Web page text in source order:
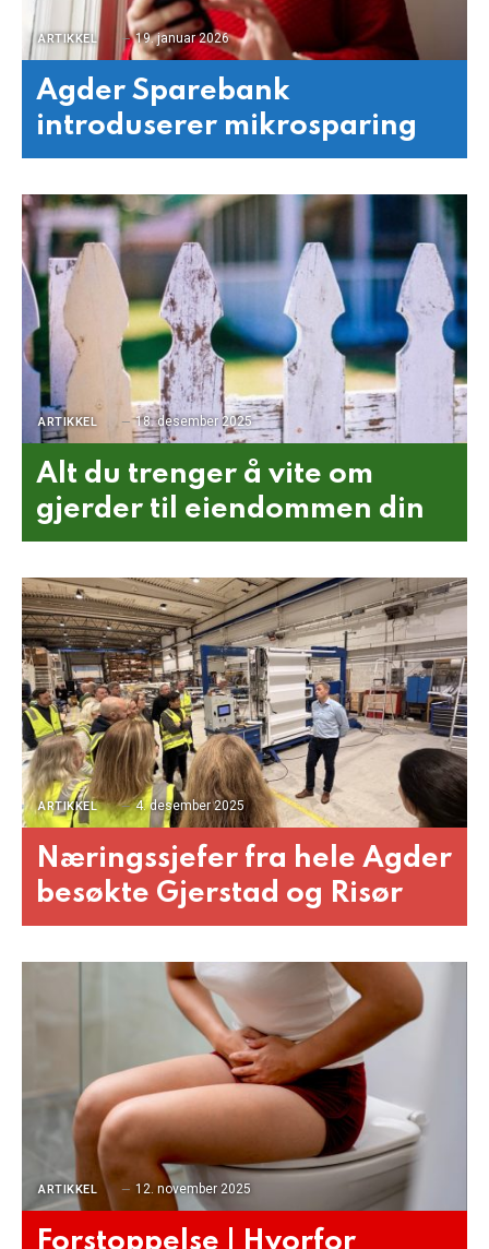
ARTIKKEL 19. januar 2026
Agder Sparebank
introduserer mikrosparing
ARTIKKEL 18. desember 2025
Alt du trenger å vite om
gjerder til eiendommen din
ARTIKKEL 4. desember 2025
Næringssjefer fra hele Agder
besøkte Gjerstad og Risør
ARTIKKEL 12. november 2025
Forstoppelse | Hvorfor